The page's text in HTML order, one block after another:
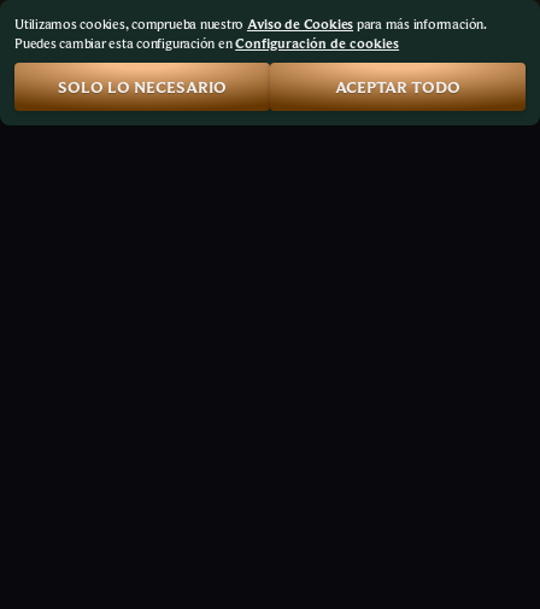
Utilizamos cookies, comprueba nuestro Aviso de Cookies para más información.
Puedes cambiar esta configuración enConfiguración de cookies
SOLO LO NECESARIO ACEPTAR TODO